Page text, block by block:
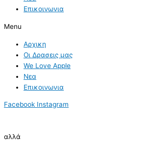
Επικοινωνια
Menu
Αρχικη
Οι Δρασεις μας
We Love Apple
Νεα
Επικοινωνια
Facebook Instagram
αλλά